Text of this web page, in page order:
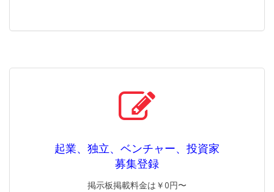
起業、独立、ベンチャー、投資家
募集登録
掲示板掲載料金は￥0円〜